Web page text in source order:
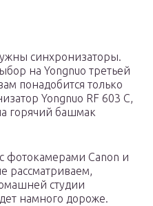
синхронизаторы.
на Yongnuo третьей
понадобится только
Yongnuo RF 603 C,
горячий башмак
фотокамерами Canon и
рассматриваем,
студии
намного дороже.